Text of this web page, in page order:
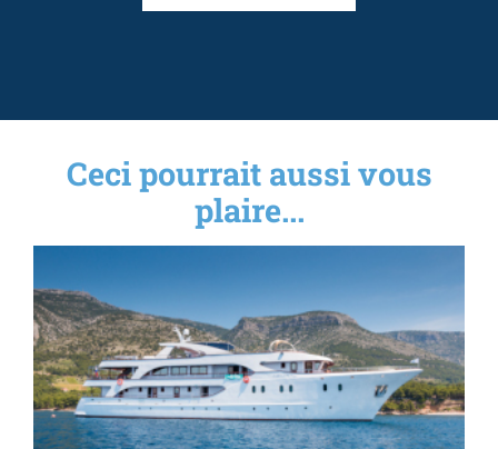
Ceci pourrait aussi vous
plaire...